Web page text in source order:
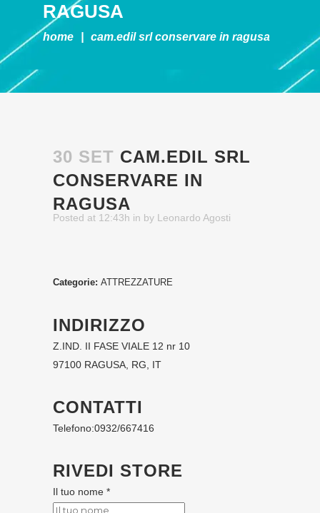
RAGUSA
home cam.edil srlconservare in ragusa
30 SET CAM.EDIL SRL
CONSERVARE IN
RAGUSA
Posted at 12:43h in by Leonardo Agosti
Categorie: ATTREZZATURE
INDIRIZZO
Z.IND. II FASE VIALE 12 nr 10
97100 RAGUSA, RG, IT
CONTATTI
Telefono:0932/667416
RIVEDI STORE
Il tuo nome *